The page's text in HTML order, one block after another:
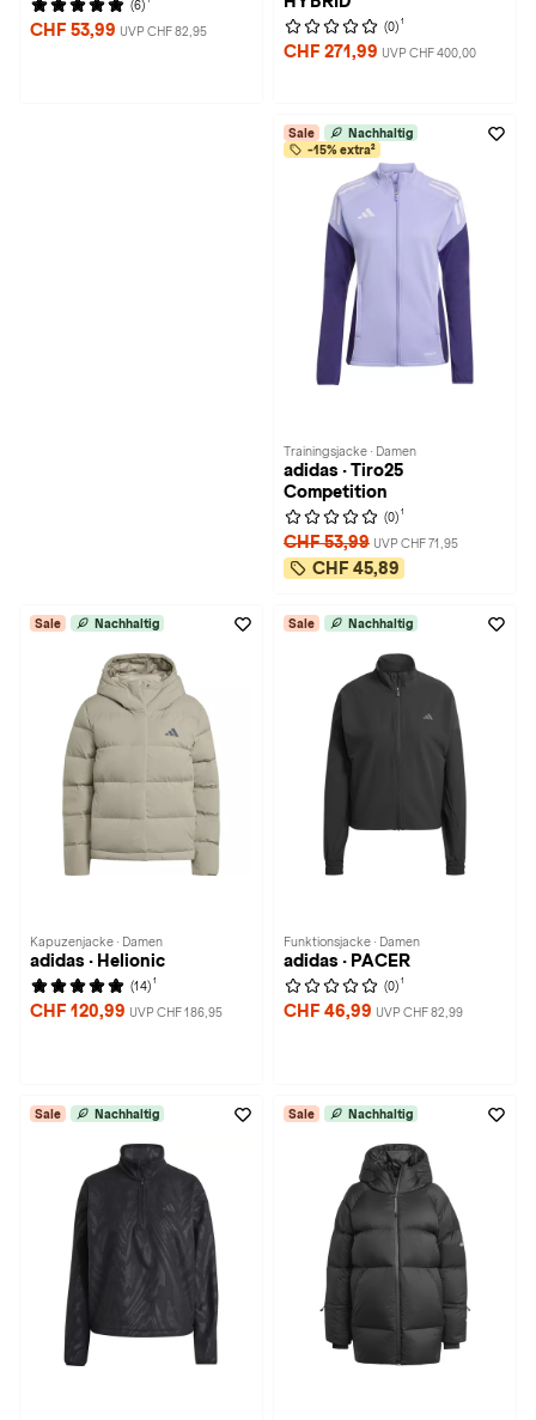
(6)
CHF 53,99 UVP CHF 82,95 (0) 1
CHF 271,99 UVP CHF 400,00
Sale
Nachhaltig
-15% extra²
Trainingsjacke · Damen
adidas · Tiro25
Competition
(0) 1
CHF 53,99 UVP CHF 71,95
CHF 45,89
Sale Nachhaltig
Kapuzenjacke · Damen
adidas · Helionic
(14) 1
CHF 120,99 UVP CHF 186,95
Sale Nachhaltig
Funktionsjacke · Damen
adidas · PACER
(0) 1
CHF 46,99 UVP CHF 82,99
Sale Nachhaltig Sale Nachhaltig